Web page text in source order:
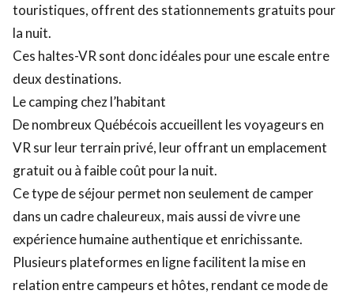
touristiques, offrent des stationnements gratuits pour
la nuit.
Ces haltes-VR sont donc idéales pour une escale entre
deux destinations.
Le camping chez l’habitant
De nombreux Québécois accueillent les voyageurs en
VR sur leur terrain privé, leur offrant un emplacement
gratuit ou à faible coût pour la nuit.
Ce type de séjour permet non seulement de camper
dans un cadre chaleureux, mais aussi de vivre une
expérience humaine authentique et enrichissante.
Plusieurs plateformes en ligne facilitent la mise en
relation entre campeurs et hôtes, rendant ce mode de